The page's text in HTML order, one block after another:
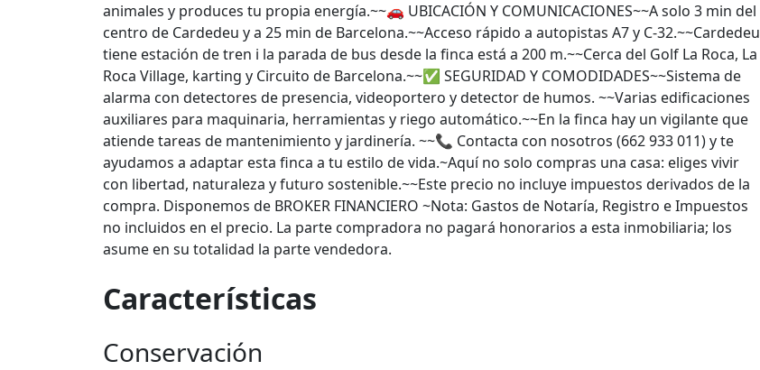
animales y produces tu propia energía.~~🚗 UBICACIÓN Y COMUNICACIONES~~A solo 3 min del
centro de Cardedeu y a 25 min de Barcelona.~~Acceso rápido a autopistas A7 y C-32.~~Cardedeu
tiene estación de tren i la parada de bus desde la finca está a 200 m.~~Cerca del Golf La Roca, La
Roca Village, karting y Circuito de Barcelona.~~✅ SEGURIDAD Y COMODIDADES~~Sistema de
alarma con detectores de presencia, videoportero y detector de humos. ~~Varias edificaciones
auxiliares para maquinaria, herramientas y riego automático.~~En la finca hay un vigilante que
atiende tareas de mantenimiento y jardinería. ~~📞 Contacta con nosotros (662 933 011) y te
ayudamos a adaptar esta finca a tu estilo de vida.~Aquí no solo compras una casa: eliges vivir
con libertad, naturaleza y futuro sostenible.~~Este precio no incluye impuestos derivados de la
compra. Disponemos de BROKER FINANCIERO ~Nota: Gastos de Notaría, Registro e Impuestos
no incluidos en el precio. La parte compradora no pagará honorarios a esta inmobiliaria; los
asume en su totalidad la parte vendedora.
Características
Conservación